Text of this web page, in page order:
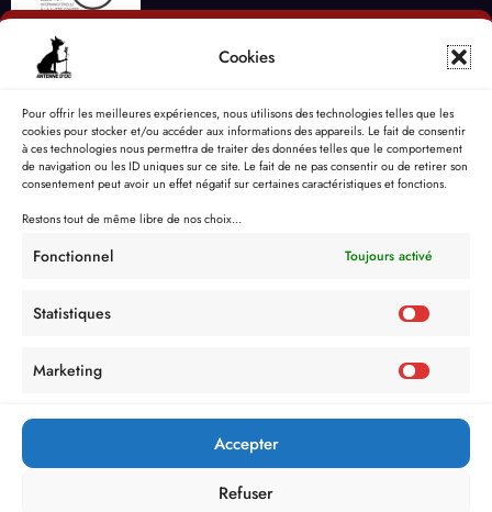
Cookies
Pour offrir les meilleures expériences, nous utilisons des technologies telles que les
cookies pour stocker et/ou accéder aux informations des appareils. Le fait de consentir
à ces technologies nous permettra de traiter des données telles que le comportement
de navigation ou les ID uniques sur ce site. Le fait de ne pas consentir ou de retirer son
consentement peut avoir un effet négatif sur certaines caractéristiques et fonctions.
Restons tout de même libre de nos choix...
Fonctionnel Toujours activé
Statistiques
Marketing
Accepter
Refuser